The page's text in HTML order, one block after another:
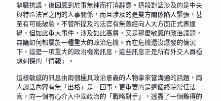
辭職抗議，後因感到於事無補而打消辭意。這段對話涉及的是中央
與特區法官之間的人事關係，而且涉及的是雙方關係陷入緊張，甚
至有可能破裂。不管所提及的法官有無曾經向人大方面正式表達
過，但如此重大事件，涉及如此高層，又是那麼敏感的政治議題，
無論如何都屬於一種重大的政治危機。而在危機還沒爆發的情況
下，這是一項重大的政治機密訊息，這些訊息正是所有外交人員極
想刺探的「情報」。
這樣敏感的訊息由兩個極具政治意義的人物拿來當溝通的話題，兩
人談話內容有無「出格」是一回事，更重要的是這個終院常任法
官，向一個有心介入中國政治的「戰略對手」，透露了一個難得的